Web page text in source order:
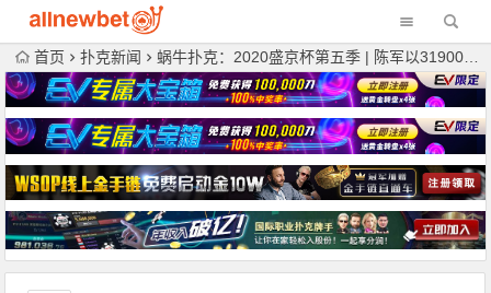
首页 扑克新闻 蜗牛扑克：2020盛京杯第五季 | 陈军以319000记分牌率先领跑！203位选手成功进入DAY2！